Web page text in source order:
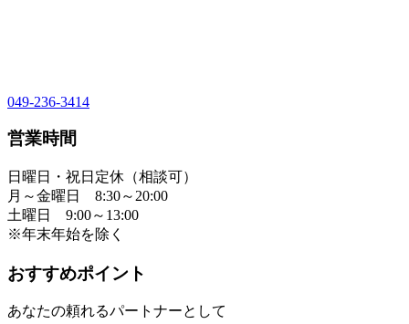
049-236-3414
営業時間
日曜日・祝日定休（相談可）
月～金曜日 8:30～20:00
土曜日 9:00～13:00
※年末年始を除く
おすすめポイント
あなたの頼れるパートナーとして